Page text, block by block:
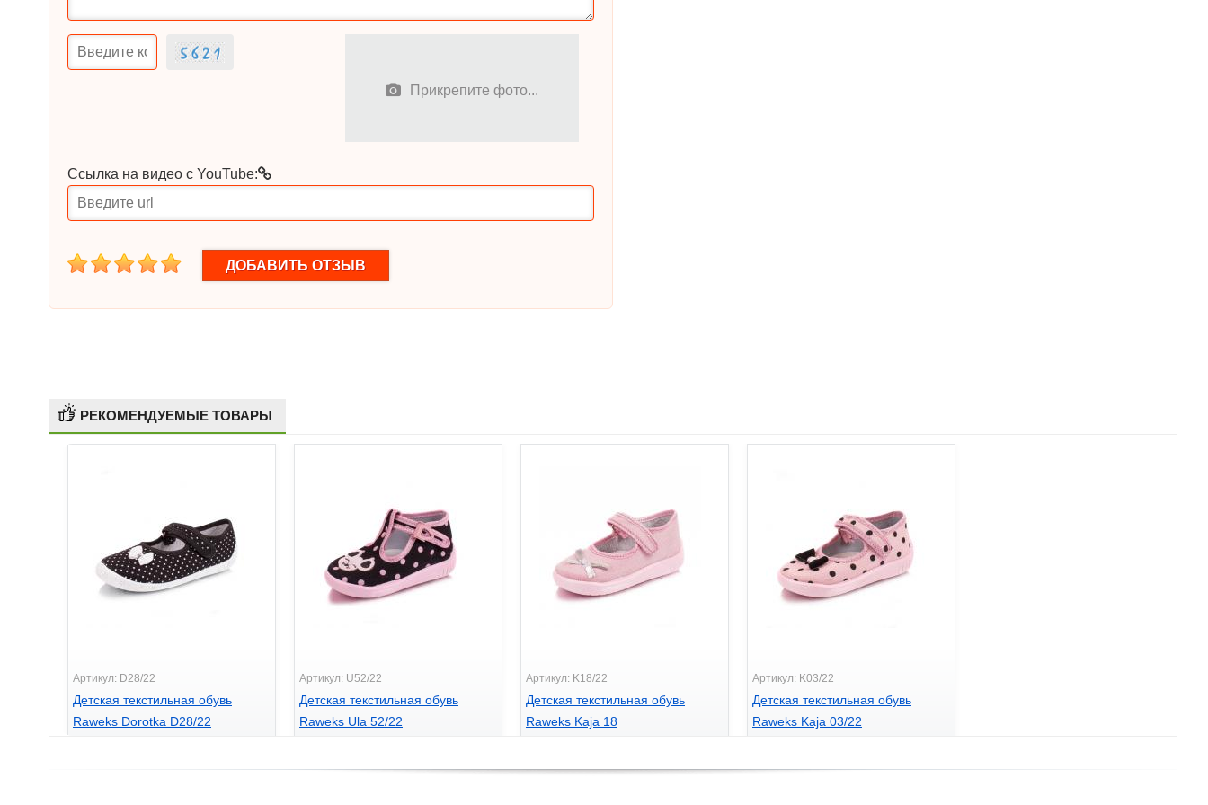
Прикрепите фото...
Ссылка на видео с YouTube:
1 2 3 4 5
РЕКОМЕНДУЕМЫЕ ТОВАРЫ
Артикул: D28/22
Детская текстильная обувь
Raweks Dorotka D28/22
Артикул: U52/22
Детская текстильная обувь
Raweks Ula 52/22
Артикул: K18/22
Детская текстильная обувь
Raweks Kaja 18
Артикул: K03/22
Детская текстильная обувь
Raweks Kaja 03/22